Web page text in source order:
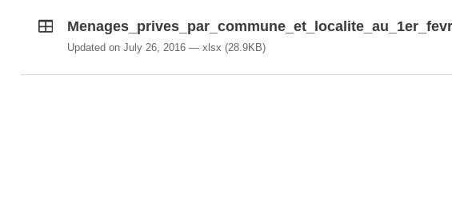
Updated on July 26, 2016 xlsx(28.9KB)